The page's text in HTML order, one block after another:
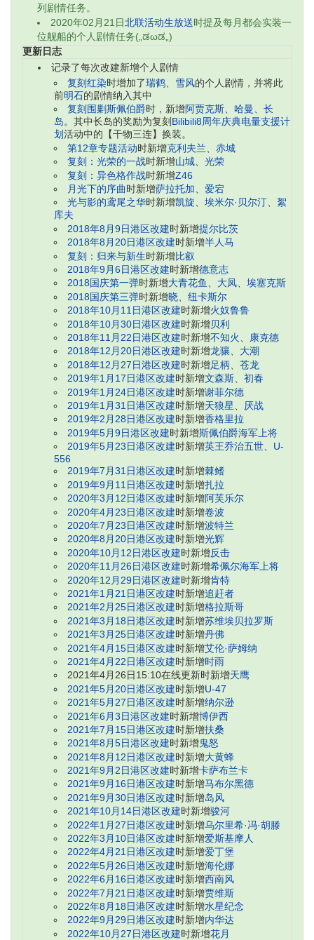
列剧情任务。
2020年02月21日北联活动生放送时提及每月都会实装一
位舰船的个人剧情任务(„ಡωಡ„)
更新日志
记录了每次改建新增个人剧情
复刻红染时增加了瑞鹤、 雪风的个人剧情，并将此
前明石的剧情纳入其中
复刻围剿斯佩伯爵时，新增阿贾克斯、 哈曼、 长
岛。其中长岛的奖励为复刻 Bilibili8周年庆典电量支援计
划活动中的【干物三连】换装。
第12章专题活动时新增克利夫兰
赤城
复刻：光荣的一战时新增山城、 光荣
复刻：异色格作战时新增Z46
月光下的序曲时新增萨拉托加
爱宕
光与影的鸢尾之华时新增凯旋、 埃米尔·贝尔汀、 絮
库夫
2018年8月9日港区改建时新增提尔比茨
2018年8月20日港区改建时新增半人马
复刻：归来与新生时新增比叡
2018年9月6日港区改建时新增德意志
2018国庆第一弹时新增大青花鱼、 大凤、 埃塞克斯
2018国庆第三弹时新增晓、 纽卡斯尔
2018年10月11日港区改建时新增火奴鲁鲁
2018年10月30日港区改建时新增贝利
2018年11月22日港区改建时新增不知火
康克德
2018年12月20日港区改建时新增龙骧、 大潮
2018年12月27日港区改建时新增足柄
苍龙
2019年1月17日港区改建时新增文森斯、 初春
2019年1月24日港区改建时新增谢菲尔德
2019年1月31日港区改建时新增天狼星
厌战
2019年2月28日港区改建时新增香格里拉
2019年5月9日港区改建时新增斯佩伯爵海军上将
2019年5月23日港区改建时新增英王乔治五世、 U-
556
2019年7月31日港区改建时新增棘鳍
2019年9月11日港区改建时新增扎拉
2020年3月12日港区改建时新增阿芙乐尔
2020年4月23日港区改建时新增卷波
2020年7月23日港区改建时新增波特兰
2020年8月20日港区改建时新增光辉
2020年10月12日港区改建时新增反击
2020年11月26日港区改建时新增希佩尔海军上将
2020年12月29日港区改建时新增肯特
2021年1月21日港区改建时新增追赶者
2021年2月25日港区改建时新增格拉斯哥
2021年3月18日港区改建时新增苏维埃贝拉罗斯
2021年3月25日港区改建时新增丹佛
2021年4月15日港区改建时新增艾伦·萨姆纳
2021年4月22日港区改建时新增时雨
2021年4月26日15:10在线更新时新增天鹰
2021年5月20日港区改建时新增U-47
2021年5月27日港区改建时新增纳尔逊
2021年6月3日港区改建时新增博伊西
2021年7月15日港区改建时新增扶桑
2021年8月5日港区改建时新增鬼怒
2021年8月12日港区改建时新增大黄蜂
2021年9月2日港区改建时新增卡萨布兰卡
2021年9月16日港区改建时新增马布尔黑德
2021年9月30日港区改建时新增岛风
2021年10月14日港区改建时新增骏河
2022年1月27日港区改建时新增乌尔里希·冯·胡滕
2022年3月10日港区改建时新增爱斯基摩人
2022年4月21日港区改建时新增爱丁堡
2022年5月26日港区改建时新增海伦娜
2022年6月16日港区改建时新增西南风
2022年7月21日港区改建时新增贾维斯
2022年8月18日港区改建时新增水星纪念
2022年9月29日港区改建时新增内华达
2022年10月27日港区改建时新增花月